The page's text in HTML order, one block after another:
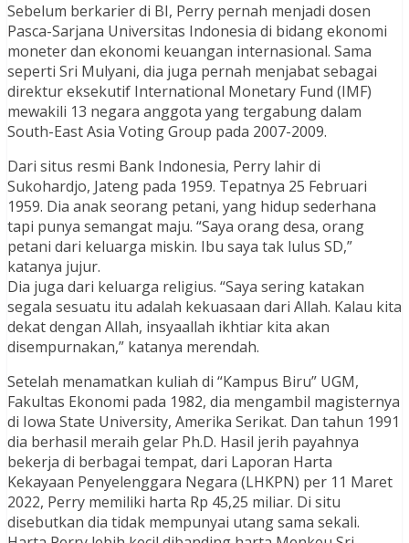
Sebelum berkarier di BI, Perry pernah menjadi dosen
Pasca-Sarjana Universitas Indonesia di bidang ekonomi
moneter dan ekonomi keuangan internasional. Sama
seperti Sri Mulyani, dia juga pernah menjabat sebagai
direktur eksekutif International Monetary Fund (IMF)
mewakili 13 negara anggota yang tergabung dalam
South-East Asia Voting Group pada 2007-2009.
Dari situs resmi Bank Indonesia, Perry lahir di
Sukohardjo, Jateng pada 1959. Tepatnya 25 Februari
1959. Dia anak seorang petani, yang hidup sederhana
tapi punya semangat maju. “Saya orang desa, orang
petani dari keluarga miskin. Ibu saya tak lulus SD,”
katanya jujur.
Dia juga dari keluarga religius. “Saya sering katakan
segala sesuatu itu adalah kekuasaan dari Allah. Kalau kita
dekat dengan Allah, insyaallah ikhtiar kita akan
disempurnakan,” katanya merendah.
Setelah menamatkan kuliah di “Kampus Biru” UGM,
Fakultas Ekonomi pada 1982, dia mengambil magisternya
di Iowa State University, Amerika Serikat. Dan tahun 1991
dia berhasil meraih gelar Ph.D. Hasil jerih payahnya
bekerja di berbagai tempat, dari Laporan Harta
Kekayaan Penyelenggara Negara (LHKPN) per 11 Maret
2022, Perry memiliki harta Rp 45,25 miliar. Di situ
disebutkan dia tidak mempunyai utang sama sekali.